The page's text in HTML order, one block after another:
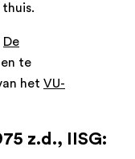
thuis.
De
te
het VU-
z.d., IISG: